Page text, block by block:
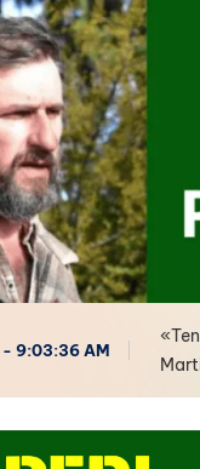
- 9:03:37 AM